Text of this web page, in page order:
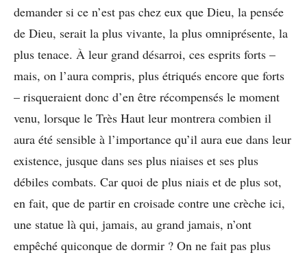
demander si ce n’est pas chez eux que Dieu, la pensée
de Dieu, serait la plus vivante, la plus omniprésente, la
plus tenace. À leur grand désarroi, ces esprits forts –
mais, on l’aura compris, plus étriqués encore que forts
– risqueraient donc d’en être récompensés le moment
venu, lorsque le Très Haut leur montrera combien il
aura été sensible à l’importance qu’il aura eue dans leur
existence, jusque dans ses plus niaises et ses plus
débiles combats. Car quoi de plus niais et de plus sot,
en fait, que de partir en croisade contre une crèche ici,
une statue là qui, jamais, au grand jamais, n’ont
empêché quiconque de dormir ? On ne fait pas plus